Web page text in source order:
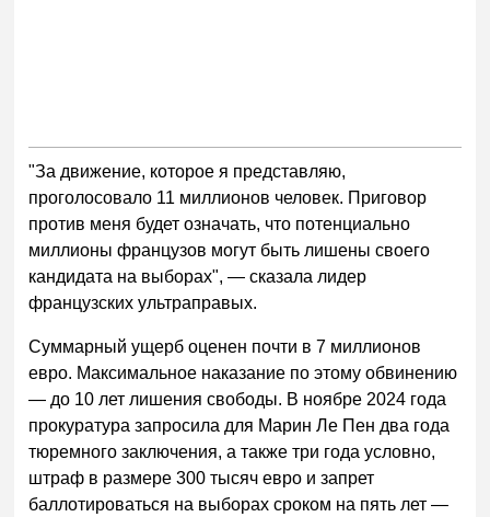
"За движение, которое я представляю,
проголосовало 11 миллионов человек. Приговор
против меня будет означать, что потенциально
миллионы французов могут быть лишены своего
кандидата на выборах", — сказала лидер
французских ультраправых.
Суммарный ущерб оценен почти в 7 миллионов
евро. Максимальное наказание по этому обвинению
— до 10 лет лишения свободы. В ноябре 2024 года
прокуратура запросила для Марин Ле Пен два года
тюремного заключения, а также три года условно,
штраф в размере 300 тысяч евро и запрет
баллотироваться на выборах сроком на пять лет —